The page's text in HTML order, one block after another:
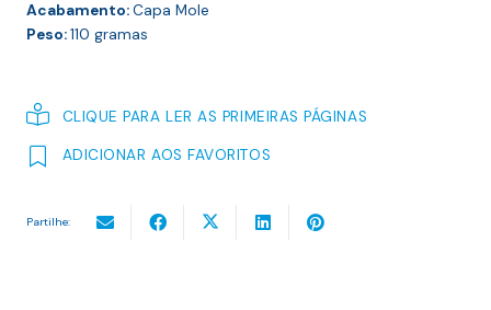
Acabamento:Capa Mole
Peso:110 gramas
CLIQUE PARA LER AS PRIMEIRAS PÁGINAS
ADICIONAR AOS FAVORITOS
Partilhe: